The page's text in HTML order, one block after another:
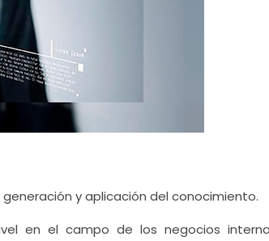
y aplicación del conocimiento.
en el campo de los negocios